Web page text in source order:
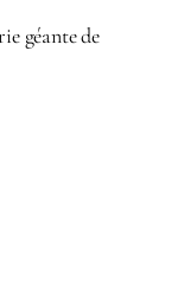
géante de